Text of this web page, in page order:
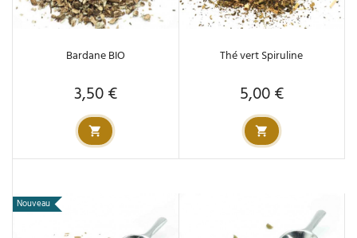
Bardane BIO
Prix
3,50 €
Thé vert Spiruline
Prix
5,00 €
Nouveau